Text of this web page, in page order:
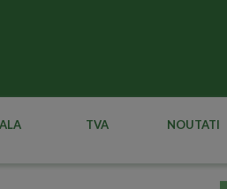
TVA NOUTATI